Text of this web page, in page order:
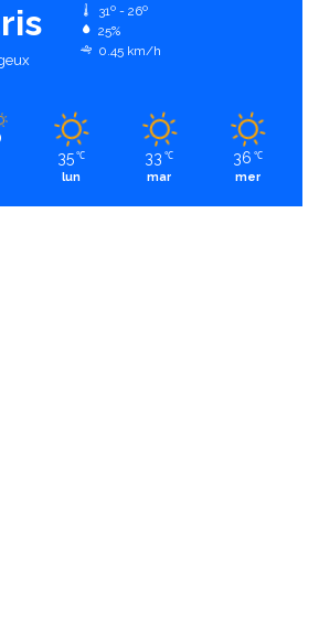
31º - 26º
25%
0.45 km/h
35 ℃
lun
33 ℃
mar
36 ℃
mer